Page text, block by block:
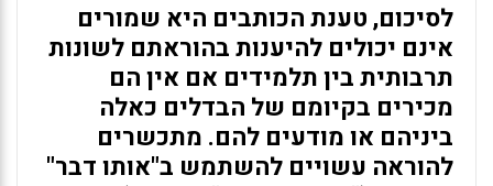
לסיכום, טענת הכותבים היא שמורים
אינם יכולים להיענות בהוראתם לשונות
תרבותית בין תלמידים אם אין הם
מכירים בקיומם של הבדלים כאלה
ביניהם או מודעים להם. מתכשרים
להוראה עשויים להשתמש ב"אותו דבר"